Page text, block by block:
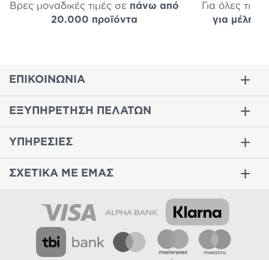
Βρες μοναδικές τιμές σε πάνω από
20.000 προϊόντα
Για όλες τις
για μέλη
ΕΠΙΚΟΙΝΩΝΙΑ
ΕΞΥΠΗΡΕΤΗΣΗ ΠΕΛΑΤΩΝ
ΥΠΗΡΕΣΙΕΣ
ΣΧΕΤΙΚΑ ΜΕ ΕΜΑΣ